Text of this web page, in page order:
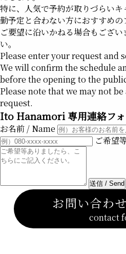
特に、⼈気で予約が取りづらいキ
勤予定と合わない⽅におすすめの
ご要望に沿いかねる場合もござい
い。
Please enter your request and
We will confirm the schedule
before the opening to the
Please note that we may not
request.
Ito Hanamori 専用連絡フ
お名前 / Name
ご希望
お問い合わ
contact